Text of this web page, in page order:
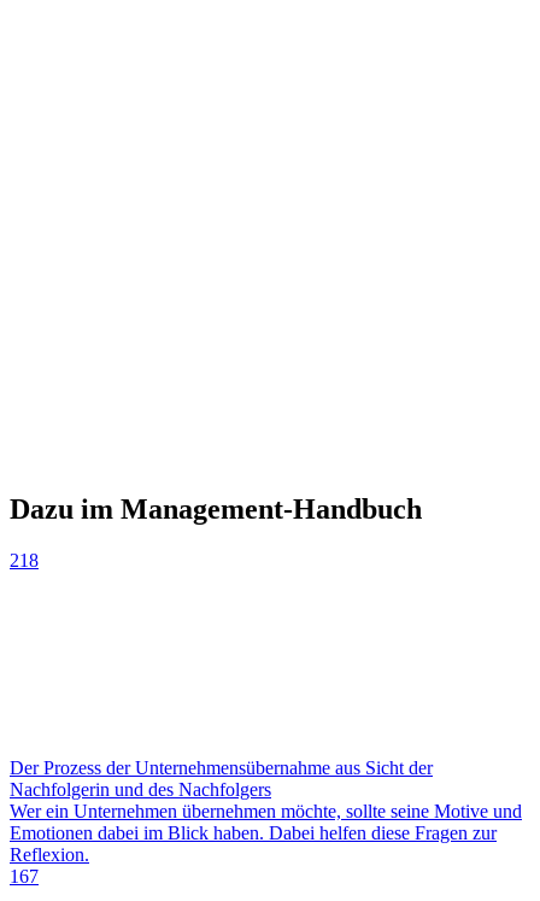
Dazu im Management-Handbuch
218
Der Prozess der Unternehmensübernahme aus Sicht der
Nachfolgerin und des Nachfolgers
Wer ein Unternehmen übernehmen möchte, sollte seine Motive und
Emotionen dabei im Blick haben. Dabei helfen diese Fragen zur
Reflexion.
167